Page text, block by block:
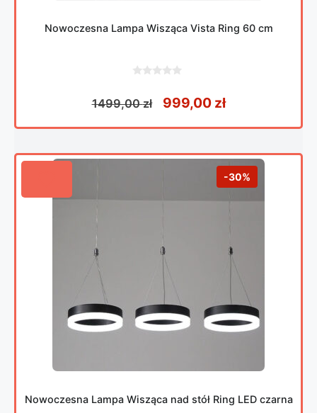
Nowoczesna Lampa Wisząca Vista Ring 60 cm
5
1499,00zł Pierwotna cena
999,00 złAktualna
-30%
Nowoczesna Lampa Wisząca nad stół Ring LED czarna